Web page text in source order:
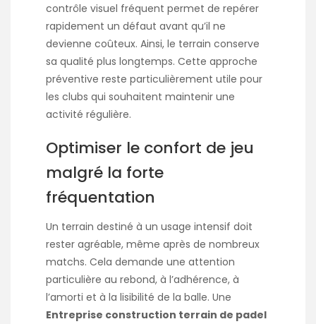
contrôle visuel fréquent permet de repérer
rapidement un défaut avant qu’il ne
devienne coûteux. Ainsi, le terrain conserve
sa qualité plus longtemps. Cette approche
préventive reste particulièrement utile pour
les clubs qui souhaitent maintenir une
activité régulière.
Optimiser le confort de jeu
malgré la forte
fréquentation
Un terrain destiné à un usage intensif doit
rester agréable, même après de nombreux
matchs. Cela demande une attention
particulière au rebond, à l’adhérence, à
l’amorti et à la lisibilité de la balle. Une
Entreprise construction terrain de padel